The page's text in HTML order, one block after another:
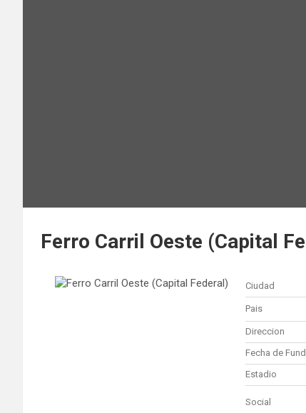
Ferro Carril Oeste (Capital
Ciudad
Pais
Direccion
Fecha de
Estadio
Social